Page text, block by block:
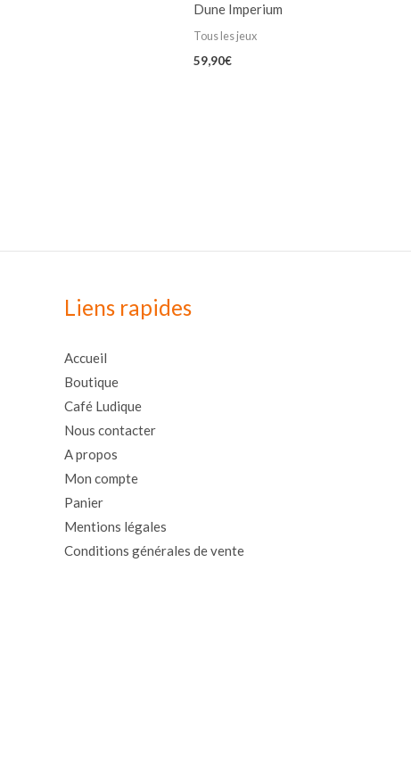
Dune Imperium
Tous les jeux
59,90€
Liens rapides
Accueil
Boutique
Café Ludique
Nous contacter
A propos
Mon compte
Panier
Mentions légales
Conditions générales de vente